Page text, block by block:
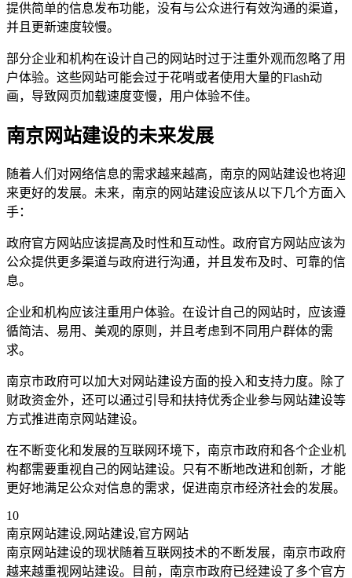
提供简单的信息发布功能，没有与公众进行有效沟通的渠道，
并且更新速度较慢。
部分企业和机构在设计自己的网站时过于注重外观而忽略了用
户体验。这些网站可能会过于花哨或者使用大量的Flash动
画，导致网页加载速度变慢，用户体验不佳。
南京网站建设的未来发展
随着人们对网络信息的需求越来越高，南京的网站建设也将迎
来更好的发展。未来，南京的网站建设应该从以下几个方面入
手：
政府官方网站应该提高及时性和互动性。政府官方网站应该为
公众提供更多渠道与政府进行沟通，并且发布及时、可靠的信
息。
企业和机构应该注重用户体验。在设计自己的网站时，应该遵
循简洁、易用、美观的原则，并且考虑到不同用户群体的需
求。
南京市政府可以加大对网站建设方面的投入和支持力度。除了
财政资金外，还可以通过引导和扶持优秀企业参与网站建设等
方式推进南京网站建设。
在不断变化和发展的互联网环境下，南京市政府和各个企业机
构都需要重视自己的网站建设。只有不断地改进和创新，才能
更好地满足公众对信息的需求，促进南京市经济社会的发展。
10
南京网站建设,网站建设,官方网站
南京网站建设的现状随着互联网技术的不断发展，南京市政府
越来越重视网站建设。目前，南京市政府已经建设了多个官方